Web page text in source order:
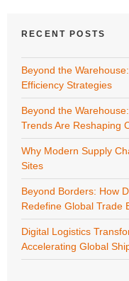
RECENT POSTS
Beyond the
Efficiency Strategies
Beyond the
Trends Are Reshaping
Why Modern Supply
Sites
Beyond Borders: How
Redefine Global Trade
Digital Logistics
Accelerating Global